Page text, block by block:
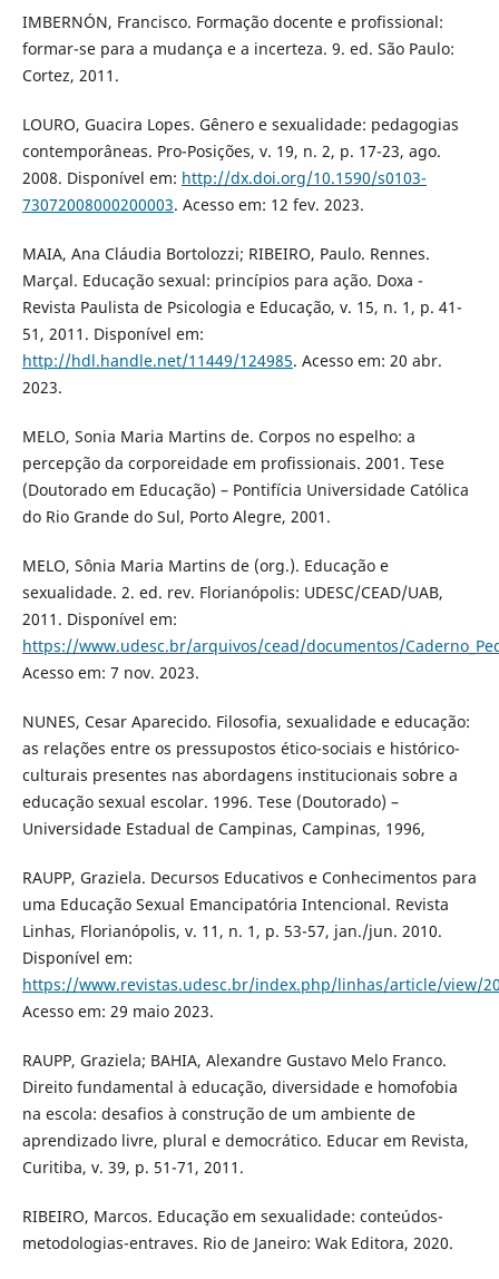
IMBERNÓN, Francisco. Formação docente e profissional:
formar-se para a mudança e a incerteza. 9. ed. São Paulo:
Cortez, 2011.
LOURO, Guacira Lopes. Gênero e sexualidade: pedagogias
contemporâneas. Pro-Posições, v. 19, n. 2, p. 17-23, ago.
2008. Disponível em: http://dx.doi.org/10.1590/s0103-
73072008000200003. Acesso em: 12 fev. 2023.
MAIA, Ana Cláudia Bortolozzi; RIBEIRO, Paulo. Rennes.
Marçal. Educação sexual: princípios para ação. Doxa -
Revista Paulista de Psicologia e Educação, v. 15, n. 1, p. 41-
51, 2011. Disponível em:
http://hdl.handle.net/11449/124985. Acesso em: 20 abr.
2023.
MELO, Sonia Maria Martins de. Corpos no espelho: a
percepção da corporeidade em profissionais. 2001. Tese
(Doutorado em Educação) – Pontifícia Universidade Católica
do Rio Grande do Sul, Porto Alegre, 2001.
MELO, Sônia Maria Martins de (org.). Educação e
sexualidade. 2. ed. rev. Florianópolis: UDESC/CEAD/UAB,
2011. Disponível em:
https://www.udesc.br/arquivos/cead/documentos/
Acesso em: 7 nov. 2023.
NUNES, Cesar Aparecido. Filosofia, sexualidade e educação:
as relações entre os pressupostos ético-sociais e histórico-
culturais presentes nas abordagens institucionais sobre a
educação sexual escolar. 1996. Tese (Doutorado) –
Universidade Estadual de Campinas, Campinas, 1996,
RAUPP, Graziela. Decursos Educativos e Conhecimentos para
uma Educação Sexual Emancipatória Intencional. Revista
Linhas, Florianópolis, v. 11, n. 1, p. 53-57, jan./jun. 2010.
Disponível em:
https://www.revistas.udesc.br/index.php/linhas/article/view/
Acesso em: 29 maio 2023.
RAUPP, Graziela; BAHIA, Alexandre Gustavo Melo Franco.
Direito fundamental à educação, diversidade e homofobia
na escola: desafios à construção de um ambiente de
aprendizado livre, plural e democrático. Educar em Revista,
Curitiba, v. 39, p. 51-71, 2011.
RIBEIRO, Marcos. Educação em sexualidade: conteúdos-
metodologias-entraves. Rio de Janeiro: Wak Editora, 2020.